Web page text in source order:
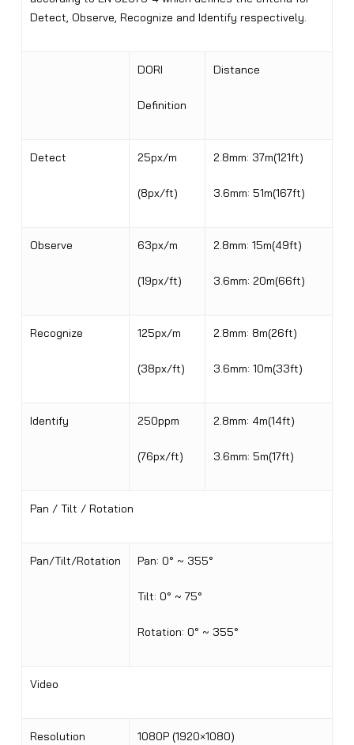
Detect, Observe, Recognize and Identify respectively.
DORI
Definition
Distance
Detect 25px/m
(8px/ft)
2.8mm: 37m(121ft)
3.6mm: 51m(167ft)
Observe 63px/m
(19px/ft)
2.8mm: 15m(49ft)
3.6mm: 20m(66ft)
Recognize 125px/m
(38px/ft)
2.8mm: 8m(26ft)
3.6mm: 10m(33ft)
Identify 250ppm
(76px/ft)
2.8mm: 4m(14ft)
3.6mm: 5m(17ft)
Pan / Tilt / Rotation
Pan/Tilt/Rotation Pan: 0° ~ 355°
Tilt: 0° ~ 75°
Rotation: 0° ~ 355°
Video
Resolution 1080P (1920×1080)